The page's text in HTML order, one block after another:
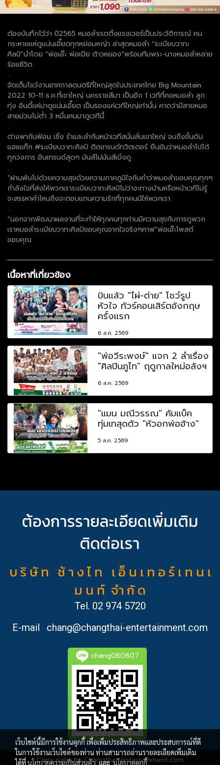
ต้องบันทึกไว้ว่า ปี2565 หมอลำเรตติ้งแรงเวอร์เป็นประวัติการณ์ คน
กระหายแห่ดูแน่นเอี๊ยดทุกหย่อมหญ้า ล่าสุดหมอลำ “ระเบียบวาทะ
ศิลป์”นำโดย “พ่อเอ๊ะ พ่อเปีย ต้าวหยอง”พร้อมทีมพระ-นางหมอลำหลาย
ร้อยชีวิต
.
จัดเต็มโชว์งานเทศกาลดนตรีที่ใหญ่สุดในประเทศไทย Big Mountain
2022 10-11 ธ.ค.ที่เขาใหญ่ นครราชสีมา เป็นอีก 1 เวทีที่คอหมอลำ ลูก
ทุ่ง อินดี้แห่มาดูแน่นเอี๊ยด เป็นรองแค่เวทีใหญ่เท่านั้น คาดว่ามีสายหมอ
สายม่วนไม่ต่ำ 3 หมื่นคนมาดูเวทีนี้
.
ต่างพากันฟ้อน เซิ้ง รำและลำกันหน้าเวทีสนั่นลั่นเขาใหญ่ จนถึงขั้นดัน
แฮชแท็ก #ระเบียบวาทะศิลป์ ติดเทรนด์ทวิตเตอร์ ยืนยันว่าหมอลำไปได้
ทุกวงการ อินเทรนด์สุดๆ มันส์ไม่มันส์เบิ่งดู
.
“ผ่านพ้นไปด้วยความสุขด้วยความภาคภูมิใจกับคำว่าหมอลำขอบคุณทุกๆ
กำลังใจที่ส่งให้พวกเราระเบียบวาทะศิลป์ไม่ว่าจะทางบ้านหรือหน้าเวทีไม่รู้
จะสรรหาคำไหนถึงจะตอบแทนความรักที่ทุกคนมีให้พวกเรา
.
“นอกจากพัฒนาผลงานที่จะทำให้ทุกคนทุกท่านมีความสุขกับการดูพวก
เราหมอลำระเบียบวาทะศิลป์ขอบคุณจากใจจริงๆคาฟ”พ่อเอ๊ะโพสต์
ขอบคุณ
เนื้อหาที่เกี่ยวข้อง
บินแล้ว "ไผ่-ต่าย" โชว์รูป
หัวใจ ทัวร์คอนเสิร์ตอังกฤษ
ครั้งแรก
6 ส.ค. 2569
"พ่อวีระพงษ์" แจก 2 ลำเรื่อง
"ศิลปินภูไท" ฤดูกาลใหม่อลังฯ
6 ส.ค. 2569
"แมน มณีวรรณ" คัมแบ็ค
ทุ่มเทสุดตัว "หัวอกพ่อฮ้าง"
5 ส.ค. 2569
ต้องการรายละเอียดเพิ่มเติม
ติดต่อเรา
บ ริ ษั ท ช้ า ง ไ ท เ อ็ น เ ท อ ร์ เ ท น เ
ม น ท์ จำ กั ด
Tel. 02 974 5720
E-mail
chang@changthai-entertainment.com
chang080807
Copy right by Changthai-entertainment.com
เว็บไซต์นี้มีการใช้งานคุกกี้ เพื่อเพิ่มประสิทธิภาพและประสบการณ์ที่ดี
ในการใช้งานเว็บไซต์ของท่าน ท่านสามารถอ่านรายละเอียดเพิ่มเติม
ได้ที่นโยบายความเป็นส่วนตัวและนโยบายคุกกี้